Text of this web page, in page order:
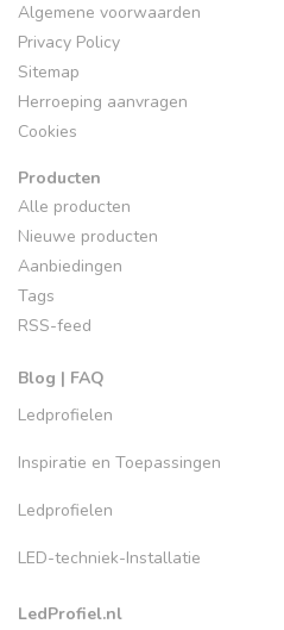
Algemene voorwaarden
Privacy Policy
Sitemap
Herroeping aanvragen
Cookies
Producten
Alle producten
Nieuwe producten
Aanbiedingen
Tags
RSS-feed
Blog | FAQ
Ledprofielen
Inspiratie en Toepassingen
Ledprofielen
LED-techniek-Installatie
LedProfiel.nl